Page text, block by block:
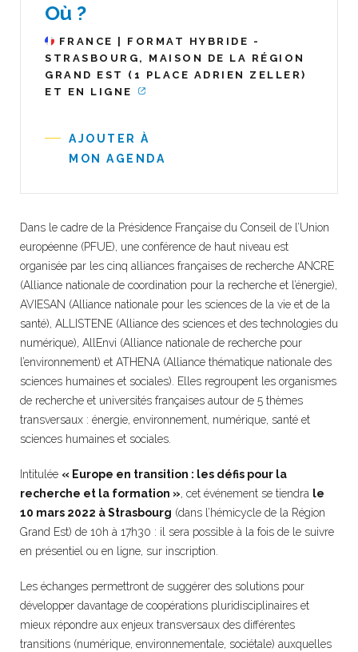
Où ?
FRANCE | FORMAT HYBRIDE -
STRASBOURG, MAISON DE LA RÉGION
GRAND EST (1 PLACE ADRIEN ZELLER)
ET EN LIGNE
AJOUTER À
MON AGENDA
Dans le cadre de la Présidence Française du Conseil de l’Union
européenne (PFUE), une conférence de haut niveau est
organisée par les cinq alliances françaises de recherche ANCRE
(Alliance nationale de coordination pour la recherche et l’énergie),
AVIESAN (Alliance nationale pour les sciences de la vie et de la
santé), ALLISTENE (Alliance des sciences et des technologies du
numérique), AllEnvi (Alliance nationale de recherche pour
l’environnement) et ATHENA (Alliance thématique nationale des
sciences humaines et sociales). Elles regroupent les organismes
de recherche et universités françaises autour de 5 thèmes
transversaux : énergie, environnement, numérique, santé et
sciences humaines et sociales.
Intitulée « Europe en transition : les défis pour la
recherche et la formation », cet événement se tiendra le
10 mars 2022 à Strasbourg (dans l’hémicycle de la Région
Grand Est) de 10h à 17h30 : il sera possible à la fois de le suivre
en présentiel ou en ligne, sur inscription.
Les échanges permettront de suggérer des solutions pour
développer davantage de coopérations pluridisciplinaires et
mieux répondre aux enjeux transversaux des différentes
transitions (numérique, environnementale, sociétale) auxquelles